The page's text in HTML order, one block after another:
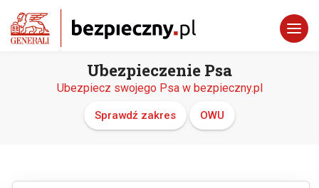
Ubezpieczenie Psa
Ubezpiecz swojego Psa w bezpieczny.pl
Sprawdź zakres OWU